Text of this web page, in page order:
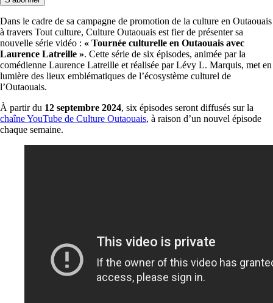
Dans le cadre de sa campagne de promotion de la culture en Outaouais
à travers Tout culture, Culture Outaouais est fier de présenter sa
nouvelle série vidéo : « Tournée culturelle en Outaouais avec
Laurence Latreille ». Cette série de six épisodes, animée par la
comédienne Laurence Latreille et réalisée par Lévy L. Marquis, met en
lumière des lieux emblématiques de l’écosystème culturel de
l’Outaouais.
À partir du 12 septembre 2024, six épisodes seront diffusés sur la
chaîne YouTube de Culture Outaouais, à raison d’un nouvel épisode
chaque semaine.